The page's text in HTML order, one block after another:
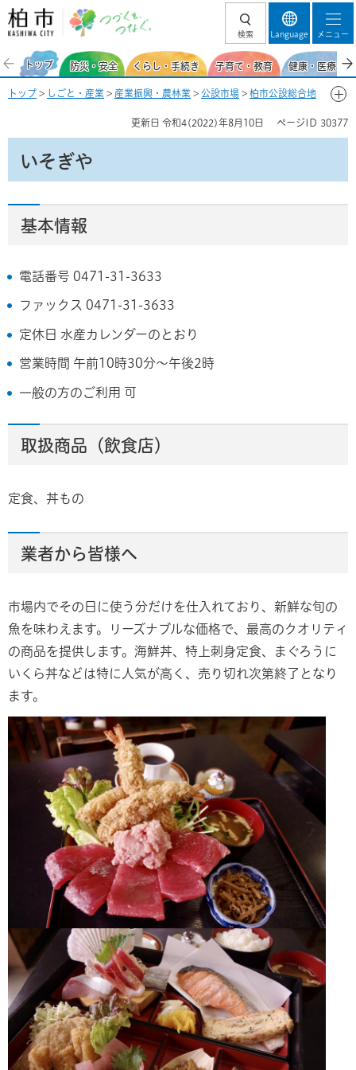
柏市 つづくを、
検索 Language メニュー
トップ 防災・安全 くらし・手続き 子育て・教育 健康・医療・
トップ > しごと・産業 > 産業振興・農林業 > 公設市場 > 柏市公設総合地
更新日 令和4(2022)年8月10日 ページID 30377
いそぎや
基本情報
電話番号 0471-31-3633
ファックス 0471-31-3633
定休日 水産カレンダーのとおり
営業時間 午前10時30分～午後2時
一般の方のご利用 可
取扱商品（飲食店）
定食、丼もの
業者から皆様へ
市場内でその日に使う分だけを仕入れており、新鮮な旬の
魚を味わえます。リーズナブルな価格で、最高のクオリティ
の商品を提供します。海鮮丼、特上刺身定食、まぐろうに
いくら丼などは特に人気が高く、売り切れ次第終了となり
ます。